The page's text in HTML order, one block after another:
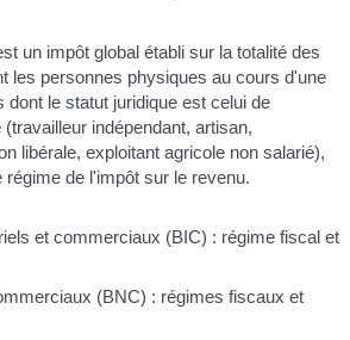
un impôt global établi sur la totalité des
les personnes physiques au cours d'une
dont le statut juridique est celui de
indépendant, artisan,
libérale, exploitant agricole non salarié),
de l'impôt sur le revenu.
et commerciaux (BIC) : régime fiscal et
(BNC) : régimes fiscaux et